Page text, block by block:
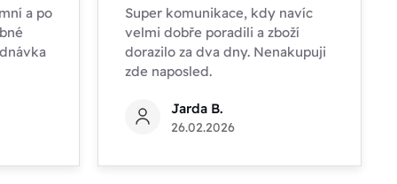
a po
Super komunikace, kdy navíc
velmi dobře poradili a zboží
dorazilo za dva dny. Nenakupuji
zde naposled.
Jarda B.
26.02.2026